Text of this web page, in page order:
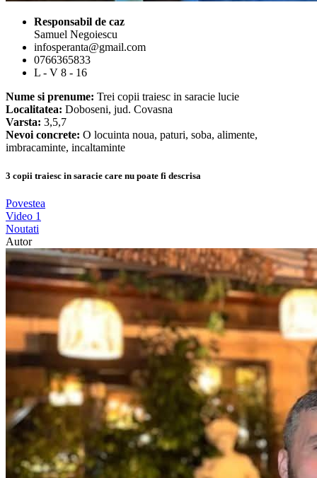
Responsabil de caz
Samuel Negoiescu
infosperanta@gmail.com
0766365833
L - V 8 - 16
Nume si prenume: Trei copii traiesc in saracie lucie
Localitatea: Doboseni, jud. Covasna
Varsta: 3,5,7
Nevoi concrete: O locuinta noua, paturi, soba, alimente,
imbracaminte, incaltaminte
3 copii traiesc in saracie care nu poate fi descrisa
Povestea
Video 1
Noutati
Autor